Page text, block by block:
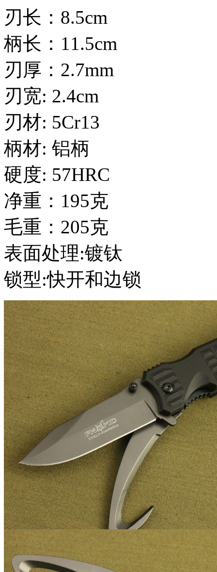
刃长：8.5cm
柄长：11.5cm
刃厚：2.7mm
刃宽: 2.4cm
刃材: 5Cr13
柄材: 铝柄
硬度: 57HRC
净重：195克
毛重：205克
表面处理:镀钛
锁型:快开和边锁